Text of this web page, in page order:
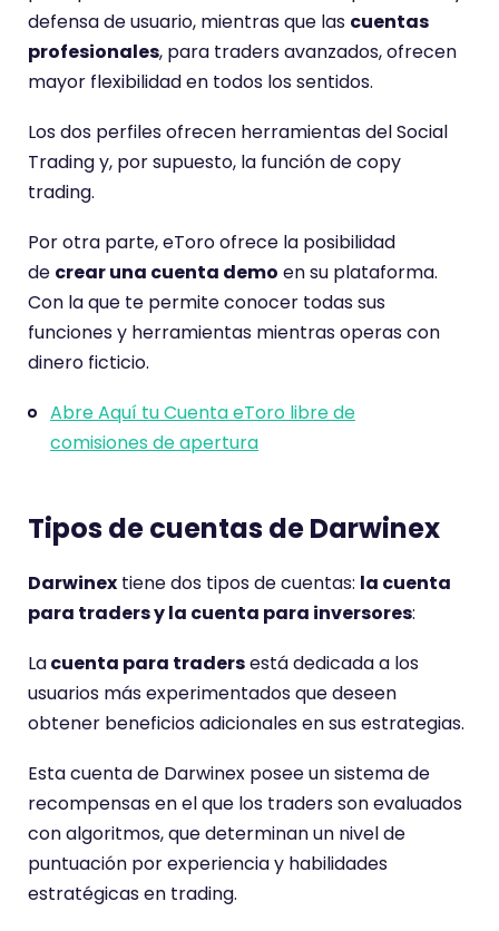
defensa de usuario, mientras que las cuentas
profesionales, para traders avanzados, ofrecen
mayor flexibilidad en todos los sentidos.
Los dos perfiles ofrecen herramientas del Social
Trading y, por supuesto, la función de copy
trading.
Por otra parte, eToro ofrece la posibilidad
de crear una cuenta demo en su plataforma.
Con la que te permite conocer todas sus
funciones y herramientas mientras operas con
dinero ficticio.
Abre Aquí tu Cuenta eToro libre de
comisiones de apertura
Tipos de cuentas de Darwinex
Darwinex tiene dos tipos de cuentas: la cuenta
para traders y la cuenta para inversores:
Lacuenta para tradersestá dedicada a los
usuarios más experimentados que deseen
obtener beneficios adicionales en sus estrategias.
Esta cuenta de Darwinex posee un sistema de
recompensas en el que los traders son evaluados
con algoritmos, que determinan un nivel de
puntuación por experiencia y habilidades
estratégicas en trading.